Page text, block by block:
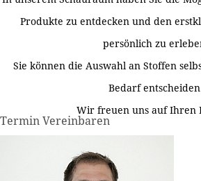
Produkte zu entdecken und den
persönlich zu
Sie können die Auswahl an Stoffen
Bedarf
Wir freuen uns auf Ihren
Termin Vereinbaren